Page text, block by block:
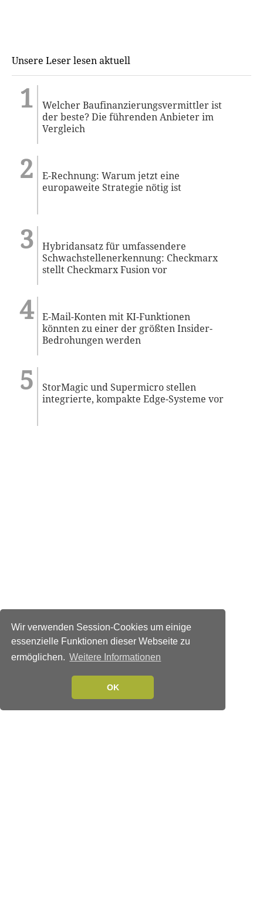
Wir verwenden Session-Cookies um einige
essenzielle Funktionen dieser Webseite zu
ermöglichen. Weitere Informationen
OK
Unsere Leser lesen aktuell
Welcher Baufinanzierungsvermittler ist
der beste? Die führenden Anbieter im
Vergleich
E-Rechnung: Warum jetzt eine
europaweite Strategie nötig ist
Hybridansatz für umfassendere
Schwachstellenerkennung: Checkmarx
stellt Checkmarx Fusion vor
E-Mail-Konten mit KI-Funktionen
könnten zu einer der größten Insider-
Bedrohungen werden
StorMagic und Supermicro stellen
integrierte, kompakte Edge-Systeme vor